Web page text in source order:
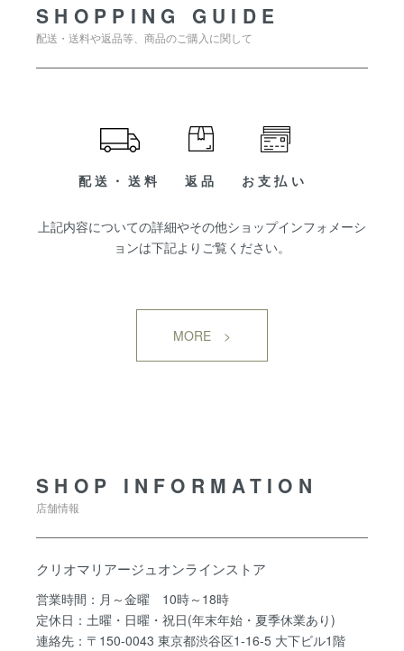
SHOPPING GUIDE
配送・送料や返品等、商品のご購入に関して
配送・送料 返品 お支払い
上記内容についての詳細やその他ショップインフォメーシ
ョンは下記よりご覧ください。
MORE >
SHOP INFORMATION
店舗情報
クリオマリアージュオンラインストア
営業時間：月～金曜 10時～18時
定休日：土曜・日曜・祝日(年末年始・夏季休業あり)
連絡先：〒150-0043 東京都渋谷区1-16-5 大下ビル1階